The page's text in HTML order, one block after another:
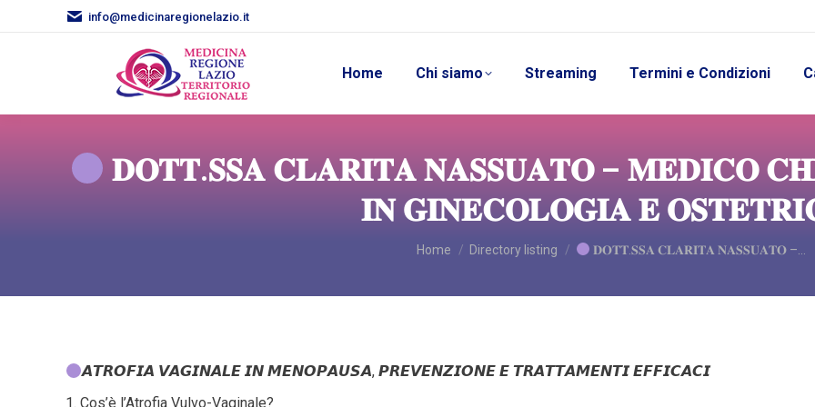
info@medicinaregionelazio.it
Home Chi siamo Streaming Termini e Condizioni
𝐃𝐎𝐓𝐓.𝐒𝐒𝐀 𝐂𝐋𝐀𝐑𝐈𝐓𝐀 𝐍𝐀𝐒𝐒𝐔𝐀𝐓𝐎 – 𝐌𝐄𝐃𝐈𝐂𝐎
𝐈𝐍 𝐆𝐈𝐍𝐄𝐂𝐎𝐋𝐎𝐆𝐈𝐀 𝐄
You are here:
Home Directory listing 𝐃𝐎𝐓𝐓.𝐒𝐒𝐀 𝐂𝐋𝐀𝐑𝐈𝐓𝐀 𝐍𝐀𝐒𝐒𝐔𝐀𝐓𝐎 –…
𝘼𝙏𝙍𝙊𝙁𝙄𝘼 𝙑𝘼𝙂𝙄𝙉𝘼𝙇𝙀 𝙄𝙉 𝙈𝙀𝙉𝙊𝙋𝘼𝙐𝙎𝘼, 𝙋𝙍𝙀𝙑𝙀𝙉𝙕𝙄𝙊𝙉𝙀 𝙀 𝙏𝙍𝘼𝙏𝙏𝘼𝙈𝙀𝙉𝙏𝙄 𝙀𝙁𝙁𝙄𝘾𝘼𝘾𝙄
1. Cos’è l’Atrofia Vulvo-Vaginale?